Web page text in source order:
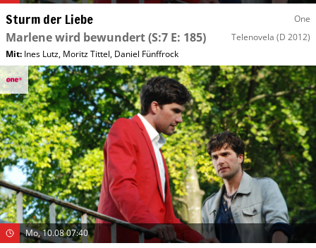
Sturm der Liebe One
Marlene wird bewundert(S:7 E: 185) Telenovela (D 2012)
Mit: Ines Lutz, Moritz Tittel, Daniel Fünffrock
Mo, 10.08 07:40